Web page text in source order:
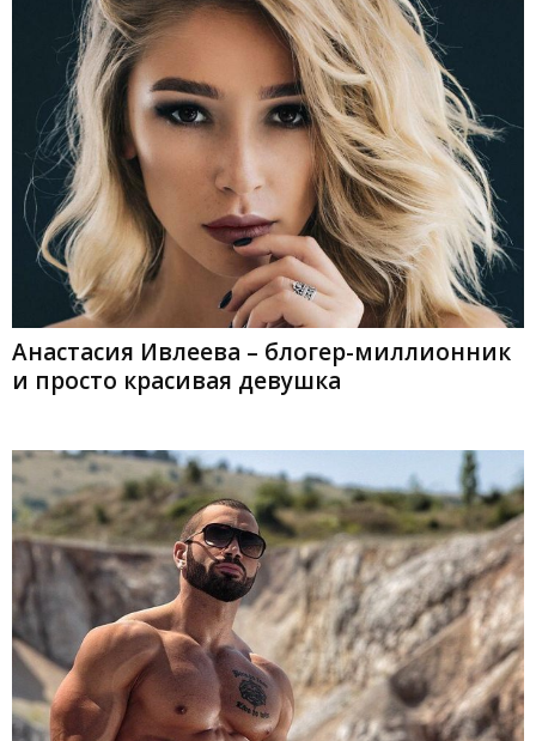
Анастасия Ивлеева – блогер-миллионник
и просто красивая девушка